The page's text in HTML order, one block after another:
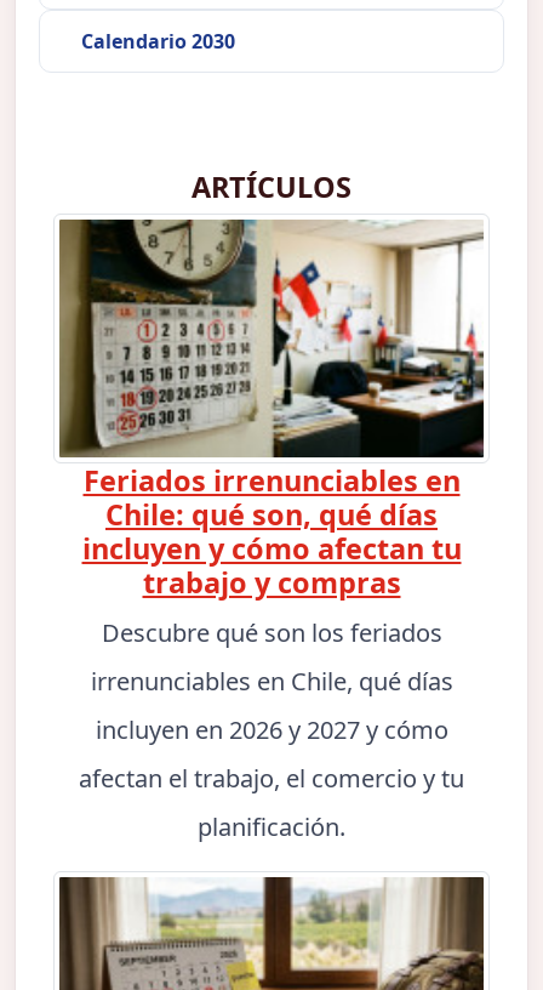
Calendario 2030
ARTÍCULOS
Feriados irrenunciables en
Chile: qué son, qué días
incluyen y cómo afectan tu
trabajo y compras
Descubre qué son los feriados
irrenunciables en Chile, qué días
incluyen en 2026 y 2027 y cómo
afectan el trabajo, el comercio y tu
planificación.